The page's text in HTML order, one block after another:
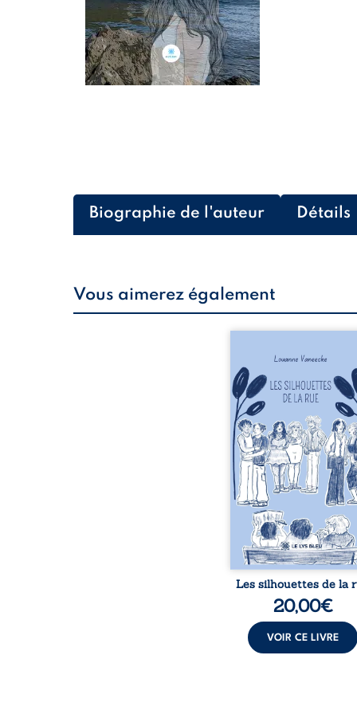
Biographie de l'auteur Détails
Vous aimerez également
donne la parole
personnages
traversés par des
émotions et des
pourraient
chacun de nous. À
leurs parcours, ce
à porter un regard
sur celles et ceux
entourent, à deviner ce
cache derrière les
et à s’ouvrir au
sensible de
Les silhouettes de la
20,00€
VOIR CE LIVRE